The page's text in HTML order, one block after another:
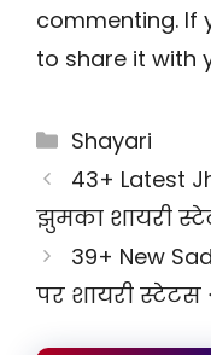
commenting. If
to share it with
Categories
Shayari
43+ Latest
झुमका शायरी
39+ New
पर शायरी स्टेटस